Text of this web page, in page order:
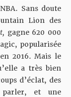
Sans doute
Lion des
gagne 620 000
popularisée
2016. Mais le
a très bien
d’éclat, des
et une